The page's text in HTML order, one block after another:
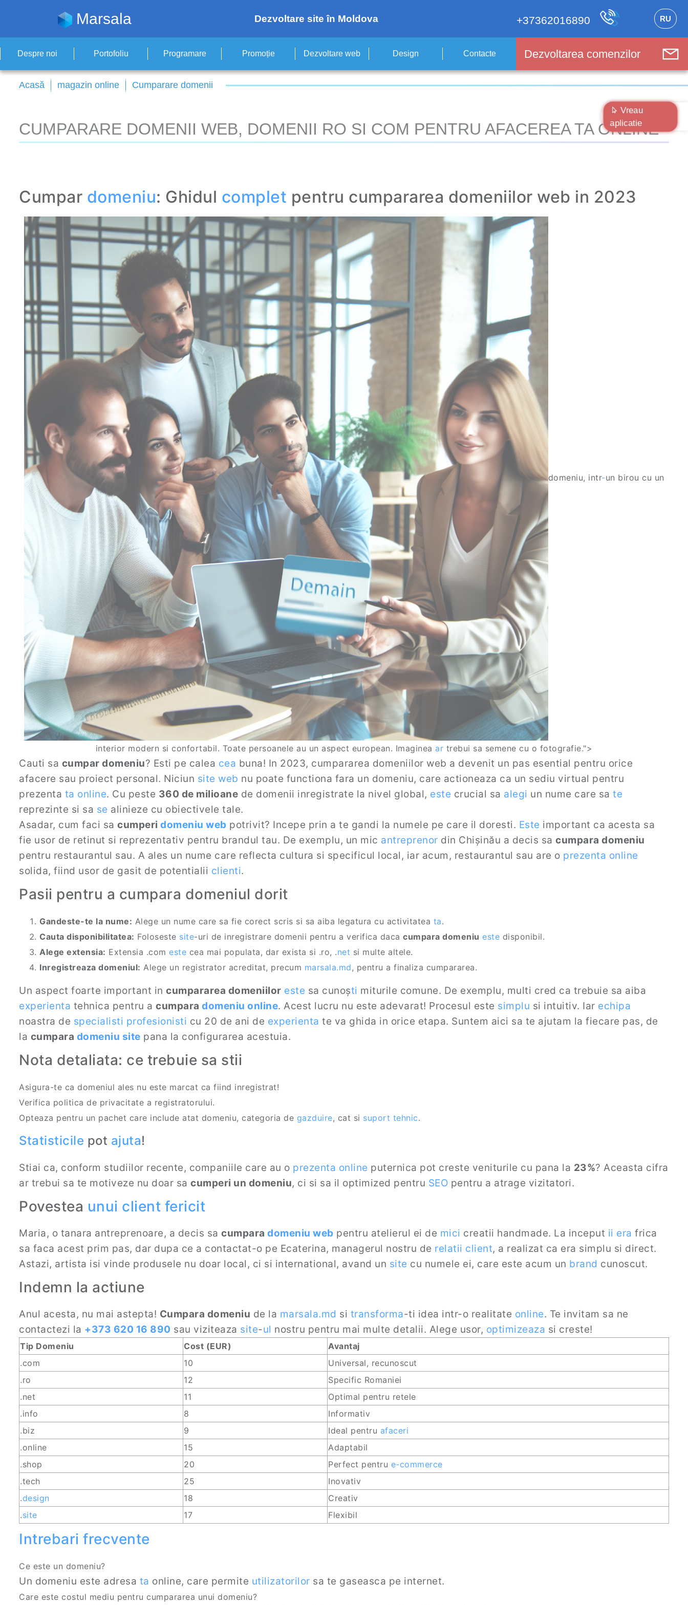
Marsala Dezvoltare site în Moldova +37362016890 RU
Despre noi Portofoliu Programare Promoție Dezvoltare web Design Contacte Dezvoltarea comenzilor
Acasă magazin online Cumparare domenii
CUMPARARE DOMENII WEB, DOMENII RO SI COM PENTRU AFACEREA TA ONLINE
Cumpar domeniu: Ghidul complet pentru cumpararea domeniilor web in 2023
domeniu, intr-un birou cu un
interior modern si confortabil. Toate persoanele au un aspect european. Imaginea ar trebui sa semene cu o fotografie.">
Cauti sa cumpar domeniu? Esti pe calea cea buna! In 2023, cumpararea domeniilor web a devenit un pas esential pentru orice
afacere sau proiect personal. Niciun site web nu poate functiona fara un domeniu, care actioneaza ca un sediu virtual pentru
prezenta ta online. Cu peste 360 de milioane de domenii inregistrate la nivel global, este crucial sa alegi un nume care sa te
reprezinte si sa se alinieze cu obiectivele tale.
Asadar, cum faci sa cumperi domeniu web potrivit? Incepe prin a te gandi la numele pe care il doresti. Este important ca acesta sa
fie usor de retinut si reprezentativ pentru brandul tau. De exemplu, un mic antreprenor din Chișinău a decis sa cumpara domeniu
pentru restaurantul sau. A ales un nume care reflecta cultura si specificul local, iar acum, restaurantul sau are o prezenta online
solida, fiind usor de gasit de potentialii clienti.
Pasii pentru a cumpara domeniul dorit
Gandeste-te la nume: Alege un nume care sa fie corect scris si sa aiba legatura cu activitatea ta.
Cauta disponibilitatea: Foloseste site-uri de inregistrare domenii pentru a verifica daca cumpara domeniu este disponibil.
Alege extensia: Extensia .com este cea mai populata, dar exista si .ro, .net si multe altele.
Inregistreaza domeniul: Alege un registrator acreditat, precum marsala.md, pentru a finaliza cumpararea.
Un aspect foarte important in cumpararea domeniilor este sa cunoști miturile comune. De exemplu, multi cred ca trebuie sa aiba
experienta tehnica pentru a cumpara domeniu online. Acest lucru nu este adevarat! Procesul este simplu si intuitiv. Iar echipa
noastra de specialisti profesionisti cu 20 de ani de experienta te va ghida in orice etapa. Suntem aici sa te ajutam la fiecare pas, de
la cumpara domeniu site pana la configurarea acestuia.
Nota detaliata: ce trebuie sa stii
Asigura-te ca domeniul ales nu este marcat ca fiind inregistrat!
Verifica politica de privacitate a registratorului.
Opteaza pentru un pachet care include atat domeniu, categoria de gazduire, cat si suport tehnic.
Statisticile pot ajuta!
Stiai ca, conform studiilor recente, companiile care au o prezenta online puternica pot creste veniturile cu pana la 23%? Aceasta cifra
ar trebui sa te motiveze nu doar sa cumperi un domeniu, ci si sa il optimized pentru SEO pentru a atrage vizitatori.
Povestea unui client fericit
Maria, o tanara antreprenoare, a decis sa cumpara domeniu web pentru atelierul ei de mici creatii handmade. La inceput ii era frica
sa faca acest prim pas, dar dupa ce a contactat-o pe Ecaterina, managerul nostru de relatii client, a realizat ca era simplu si direct.
Astazi, artista isi vinde produsele nu doar local, ci si international, avand un site cu numele ei, care este acum un brand cunoscut.
Indemn la actiune
Anul acesta, nu mai astepta! Cumpara domeniu de la marsala.md si transforma-ti idea intr-o realitate online. Te invitam sa ne
contactezi la +373 620 16 890 sau viziteaza site-ul nostru pentru mai multe detalii. Alege usor, optimizeaza si creste!
Tip Domeniu Cost (EUR)
Avantaj
.com
10
Universal, recunoscut
.ro
12
Specific Romaniei
.net
11
Optimal pentru retele
.info
8
Informativ
.biz
9 Ideal pentru afaceri
.online
15
Adaptabil
.shop
20 Perfect pentru e-commerce
.tech
25
Inovativ
.design 18
Creativ
.site 17 Flexibil
Intrebari frecvente
Ce este un domeniu?
Un domeniu este adresa ta online, care permite utilizatorilor sa te gaseasca pe internet.
Care este costul mediu pentru cumpararea unui domeniu?
Vreau
aplicatie